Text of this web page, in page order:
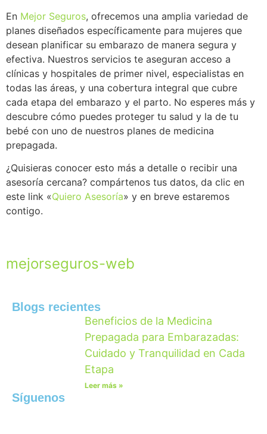
En Mejor Seguros, ofrecemos una amplia variedad de
planes diseñados específicamente para mujeres que
desean planificar su embarazo de manera segura y
efectiva. Nuestros servicios te aseguran acceso a
clínicas y hospitales de primer nivel, especialistas en
todas las áreas, y una cobertura integral que cubre
cada etapa del embarazo y el parto. No esperes más y
descubre cómo puedes proteger tu salud y la de tu
bebé con uno de nuestros planes de medicina
prepagada.
¿Quisieras conocer esto más a detalle o recibir una
asesoría cercana? compártenos tus datos, da clic en
este link «Quiero Asesoría» y en breve estaremos
contigo.
mejorseguros-web
Blogs recientes
Beneficios de la Medicina
Prepagada para Embarazadas:
Cuidado y Tranquilidad en Cada
Etapa
Leer más »
Síguenos